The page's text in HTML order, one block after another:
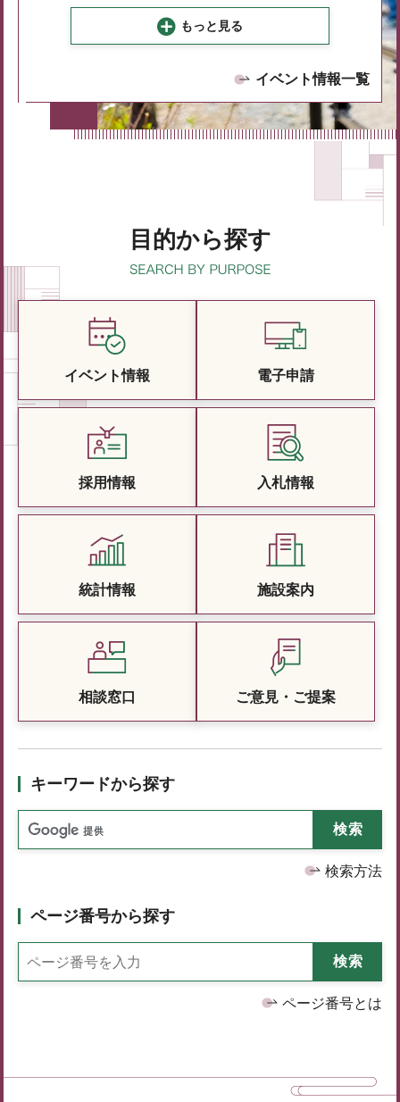
もっと見る
イベント情報一覧
目的から探す
イベント情報 電子申請
採用情報 入札情報
統計情報 施設案内
相談窓口 ご意見・ご提案
キーワードから探す
検索方法
ページ番号から探す
ページ番号とは